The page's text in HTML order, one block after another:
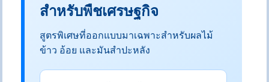
สำหรับพืชเศรษฐกิจ
สูตรพิเศษที่ออกแบบมาเฉพาะสำหรับผลไม้
ข้าว อ้อย และมันสำปะหลัง